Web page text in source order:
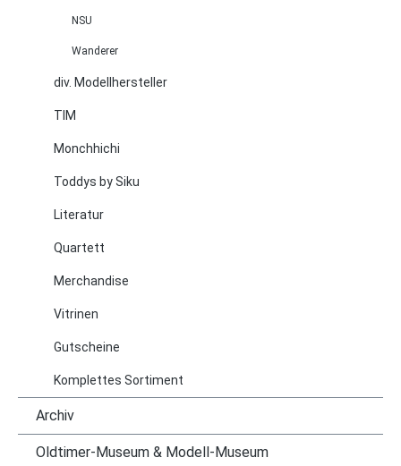
NSU
Wanderer
div. Modellhersteller
TIM
Monchhichi
Toddys by Siku
Literatur
Quartett
Merchandise
Vitrinen
Gutscheine
Komplettes Sortiment
Archiv
Oldtimer-Museum & Modell-Museum